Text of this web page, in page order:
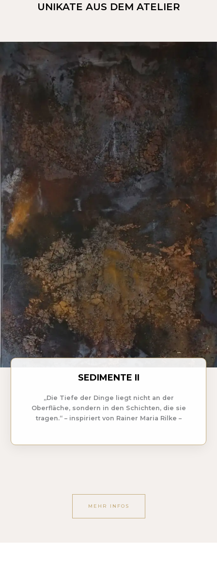
UNIKATE AUS DEM ATELIER
SEDIMENTE II
„Die Tiefe der Dinge liegt nicht an der
Oberfläche, sondern in den Schichten, die sie
tragen.“ – inspiriert von Rainer Maria Rilke –
MEHR INFOS